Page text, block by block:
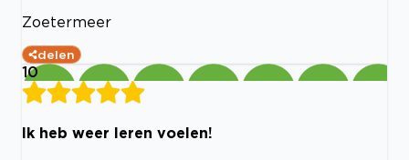
Zoetermeer
delen
10
Ik heb weer leren voelen!